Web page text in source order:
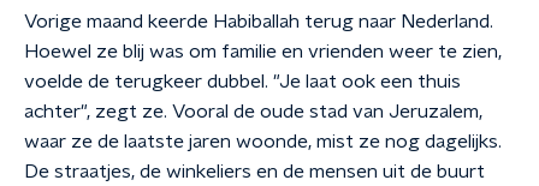
Vorige maand keerde Habiballah terug naar Nederland.
Hoewel ze blij was om familie en vrienden weer te zien,
voelde de terugkeer dubbel. "Je laat ook een thuis
achter", zegt ze. Vooral de oude stad van Jeruzalem,
waar ze de laatste jaren woonde, mist ze nog dagelijks.
De straatjes, de winkeliers en de mensen uit de buurt